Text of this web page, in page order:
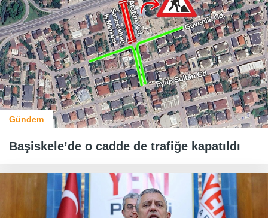
Gündem
Başiskele’de o cadde de trafiğe kapatıldı